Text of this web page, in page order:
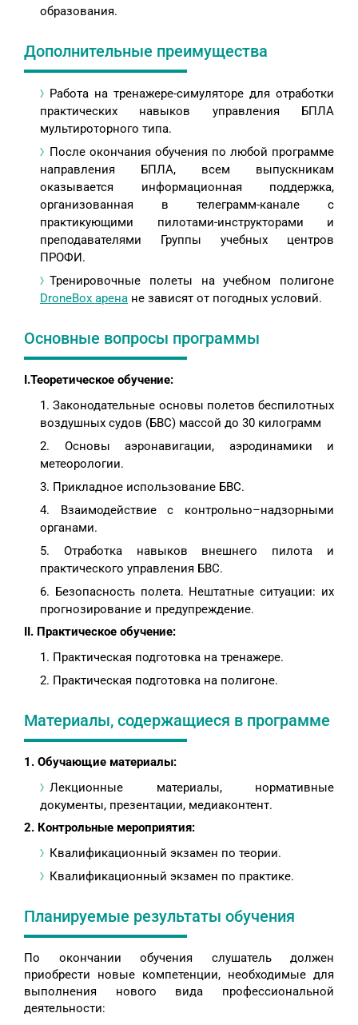
образования.
Дополнительные преимущества
Работа на тренажере-симуляторе для отработки
практических навыков управления БПЛА
мультироторного типа.
После окончания обучения по любой программе
направления БПЛА, всем выпускникам
оказывается информационная поддержка,
организованная в телеграмм-канале с
практикующими пилотами-инструкторами и
преподавателями Группы учебных центров
ПРОФИ.
Тренировочные полеты на учебном полигоне
DroneBox арена не зависят от погодных условий.
Основные вопросы программы
I.Теоретическое обучение:
Законодательные основы полетов беспилотных
воздушных судов (БВС) массой до 30 килограмм
Основы аэронавигации, аэродинамики и
метеорологии.
Прикладное использование БВС.
Взаимодействие с контрольно–надзорными
органами.
Отработка навыков внешнего пилота и
практического управления БВС.
Безопасность полета. Нештатные ситуации: их
прогнозирование и предупреждение.
II. Практическое обучение:
Практическая подготовка на тренажере.
Практическая подготовка на полигоне.
Материалы, содержащиеся в программе
1. Обучающие материалы:
Лекционные материалы, нормативные
документы, презентации, медиаконтент.
2. Контрольные мероприятия:
Квалификационный экзамен по теории.
Квалификационный экзамен по практике.
Планируемые результаты обучения
По окончании обучения слушатель должен
приобрести новые компетенции, необходимые для
выполнения нового вида профессиональной
деятельности: